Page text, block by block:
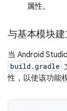
属性。
与基本模块
当 Android
build.gradle
性，以使该功能